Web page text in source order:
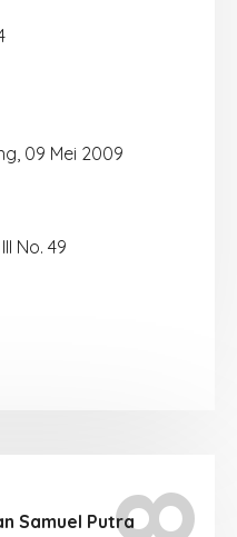
09 Mei 2009
No. 49
Samuel Putra